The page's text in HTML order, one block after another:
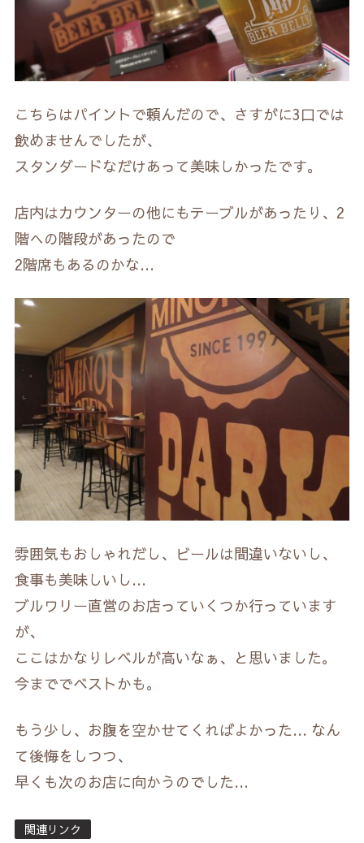
こちらはパイントで頼んだので、さすがに3口では
飲めませんでしたが、
スタンダードなだけあって美味しかったです。
店内はカウンターの他にもテーブルがあったり、2
階への階段があったので
2階席もあるのかな…
雰囲気もおしゃれだし、ビールは間違いないし、
食事も美味しいし…
ブルワリー直営のお店っていくつか行っています
が、
ここはかなりレベルが高いなぁ、と思いました。
今まででベストかも。
もう少し、お腹を空かせてくればよかった… なん
て後悔をしつつ、
早くも次のお店に向かうのでした…
関連リンク